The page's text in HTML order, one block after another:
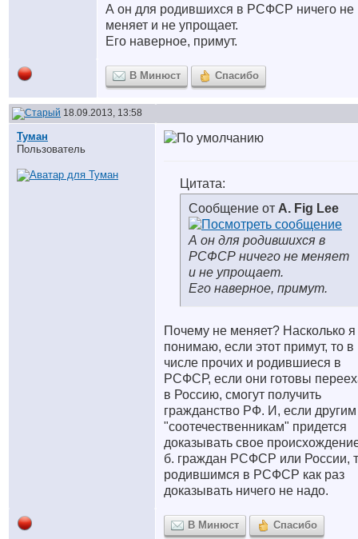
А он для родившихся в РСФСР ничего не
меняет и не упрощает.
Его наверное, примут.
В Минюст Спасибо
18.09.2013, 13:58
Туман
Пользователь
Цитата:
Сообщение от A. Fig Lee
А он для родившихся в
РСФСР ничего не меняет
и не упрощает.
Его наверное, примут.
Почему не меняет? Насколько я
понимаю, если этот примут, то в
числе прочих и родившиеся в
РСФСР, если они готовы
в Россию, смогут получить
гражданство РФ. И, если другим
"соотечественникам" придется
доказывать свое
б. граждан РСФСР или России,
родившимся в РСФСР как раз
доказывать ничего не надо.
В Минюст Спасибо